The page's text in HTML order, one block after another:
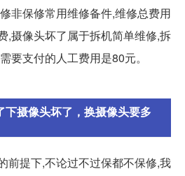
非保修常用维修备件,维修总费用
,摄像头坏了属于拆机简单维修,拆
要支付的人工费用是80元。
下摄像头坏了，换摄像头要多
前提下,不论过不过保都不保修,我